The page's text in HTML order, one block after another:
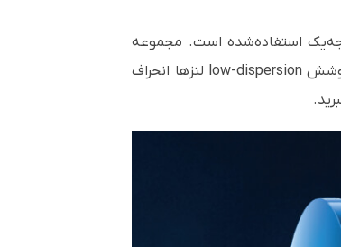
استفاده‌شده است. مجموعه
پوششlow-dispersion لنزها انحراف